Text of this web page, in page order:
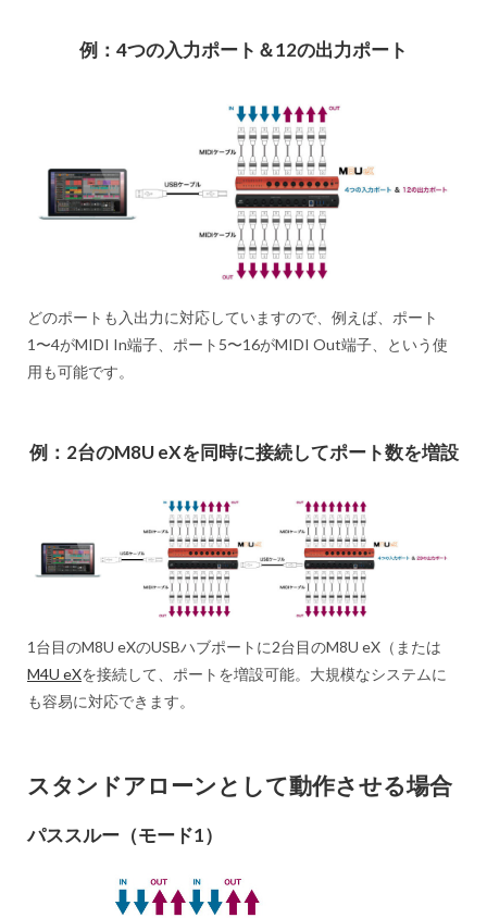
例：4つの入力ポート＆12の出力ポート
どのポートも入出力に対応していますので、例えば、ポート
1〜4がMIDI In端子、ポート5〜16がMIDI Out端子、という使
用も可能です。
例：2台のM8U eXを同時に接続してポート数を増設
1台目のM8U eXのUSBハブポートに2台目のM8U eX（または
M4U eXを接続して、ポートを増設可能。大規模なシステムに
も容易に対応できます。
スタンドアローンとして動作させる場合
パススルー（モード1）